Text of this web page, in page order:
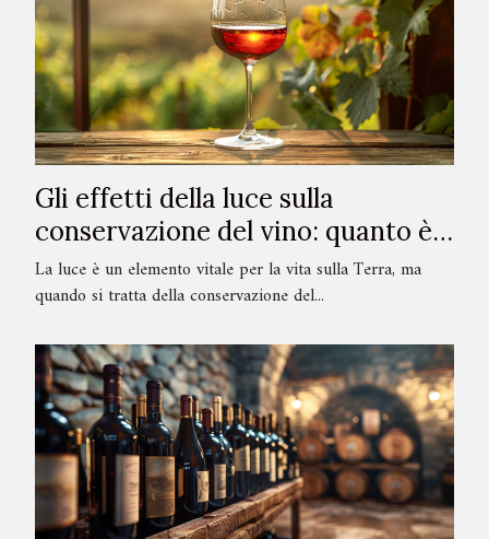
Gli effetti della luce sulla
conservazione del vino: quanto è
pericolosa?
La luce è un elemento vitale per la vita sulla Terra, ma
quando si tratta della conservazione del...